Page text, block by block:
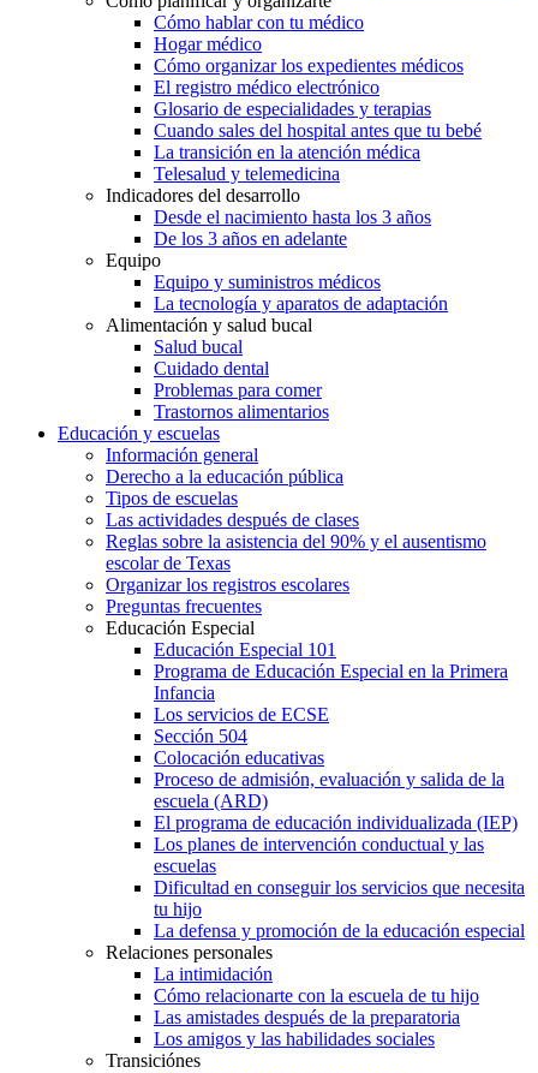
Cómo hablar con tu médico
Hogar médico
Cómo organizar los expedientes médicos
El registro médico electrónico
Glosario de especialidades y terapias
Cuando sales del hospital antes que tu bebé
La transición en la atención médica
Telesalud y telemedicina
Indicadores del desarrollo
Desde el nacimiento hasta los 3 años
De los 3 años en adelante
Equipo
Equipo y suministros médicos
La tecnología y aparatos de adaptación
Alimentación y salud bucal
Salud bucal
Cuidado dental
Problemas para comer
Trastornos alimentarios
Educación y escuelas
Información general
Derecho a la educación pública
Tipos de escuelas
Las actividades después de clases
Reglas sobre la asistencia del 90% y el ausentismo
escolar de Texas
Organizar los registros escolares
Preguntas frecuentes
Educación Especial
Educación Especial 101
Programa de Educación Especial en la Primera
Infancia
Los servicios de ECSE
Sección 504
Colocación educativas
Proceso de admisión, evaluación y salida de la
escuela (ARD)
El programa de educación individualizada (IEP)
Los planes de intervención conductual y las
escuelas
Dificultad en conseguir los servicios que necesita
tu hijo
La defensa y promoción de la educación especial
Relaciones personales
La intimidación
Cómo relacionarte con la escuela de tu hijo
Las amistades después de la preparatoria
Los amigos y las habilidades sociales
Transiciónes